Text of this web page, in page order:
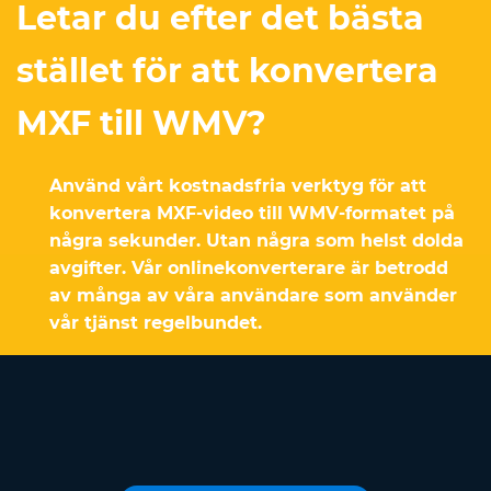
Letar du efter det bästa
stället för att konvertera
MXF till WMV?
Använd vårt kostnadsfria verktyg för att
konvertera MXF-video till WMV-formatet på
några sekunder. Utan några som helst dolda
avgifter. Vår onlinekonverterare är betrodd
av många av våra användare som använder
vår tjänst regelbundet.